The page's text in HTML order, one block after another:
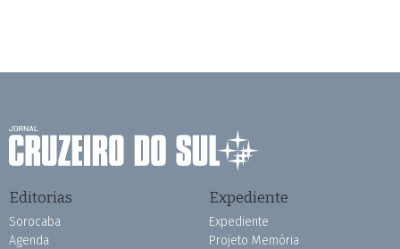
Editorias
Sorocaba
Agenda
Expediente
Expediente
Projeto Memória